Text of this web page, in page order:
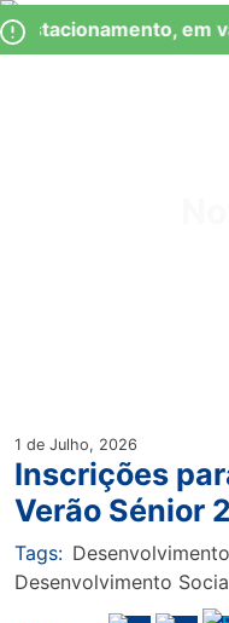
Observação:
este
Skip
to
em
1 de Julho, 2026
Inscrições
Verão Sénior
Tags:
Desenvolvimento